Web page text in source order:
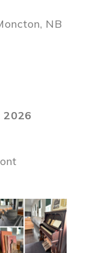
NB
2026